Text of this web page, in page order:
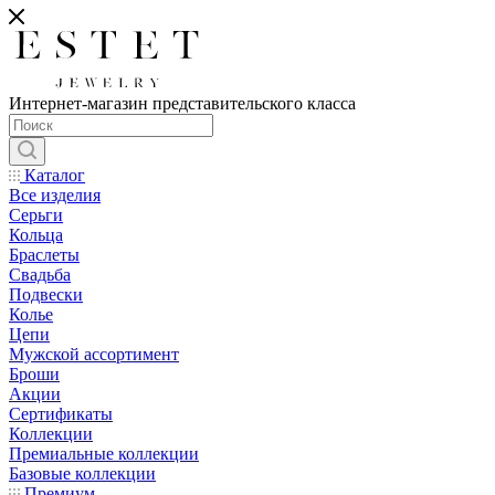
Интернет-магазин представительского класса
Каталог
Все изделия
Серьги
Кольца
Браслеты
Свадьба
Подвески
Колье
Цепи
Мужской ассортимент
Броши
Акции
Сертификаты
Коллекции
Премиальные коллекции
Базовые коллекции